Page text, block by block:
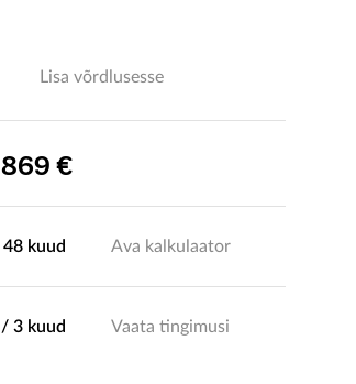
Lisa võrdlusesse
Soodushind
869 €
48 kuud Ava kalkulaator
/ 3 kuud Vaata tingimusi